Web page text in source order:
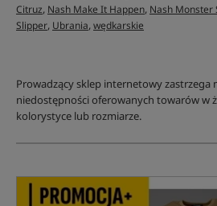
Citruz, Nash Make It Happen, Nash Monster
Slipper, Ubrania,wędkarskie
Prowadzący sklep internetowy zastrzega
niedostępności oferowanych towarów w
kolorystyce lub rozmiarze.